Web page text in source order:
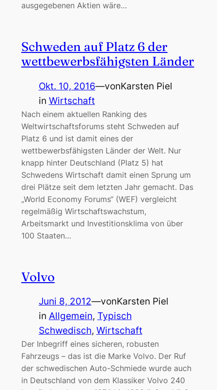
ausgegebenen Aktien wäre…
Schweden auf Platz 6 der
wettbewerbsfähigsten Länder
Okt. 10, 2016—vonKarsten Piel
in Wirtschaft
Nach einem aktuellen Ranking des
Weltwirtschaftsforums steht Schweden auf
Platz 6 und ist damit eines der
wettbewerbsfähigsten Länder der Welt. Nur
knapp hinter Deutschland (Platz 5) hat
Schwedens Wirtschaft damit einen Sprung um
drei Plätze seit dem letzten Jahr gemacht. Das
„World Economy Forums“ (WEF) vergleicht
regelmäßig Wirtschaftswachstum,
Arbeitsmarkt und Investitionsklima von über
100 Staaten…
Volvo
Juni 8, 2012—vonKarsten Piel
in Allgemein, Typisch
Schwedisch, Wirtschaft
Der Inbegriff eines sicheren, robusten
Fahrzeugs – das ist die Marke Volvo. Der Ruf
der schwedischen Auto-Schmiede wurde auch
in Deutschland von dem Klassiker Volvo 240